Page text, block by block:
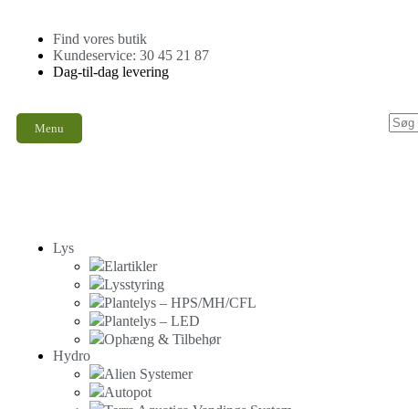
Find vores butik
Kundeservice: 30 45 21 87
Dag-til-dag levering
Menu
Lys
Elartikler
Lysstyring
Plantelys – HPS/MH/CFL
Plantelys – LED
Ophæng & Tilbehør
Hydro
Alien Systemer
Autopot